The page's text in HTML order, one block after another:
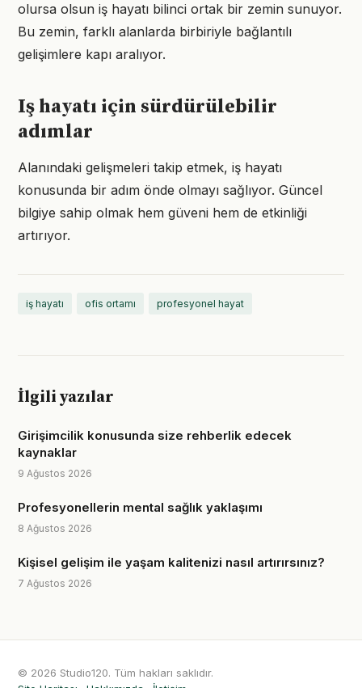
olursa olsun iş hayatı bilinci ortak bir zemin sunuyor.
Bu zemin, farklı alanlarda birbiriyle bağlantılı
gelişimlere kapı aralıyor.
Iş hayatı için sürdürülebilir
adımlar
Alanındaki gelişmeleri takip etmek, iş hayatı
konusunda bir adım önde olmayı sağlıyor. Güncel
bilgiye sahip olmak hem güveni hem de etkinliği
artırıyor.
iş hayatı ofis ortamı profesyonel hayat
İlgili yazılar
Girişimcilik konusunda size rehberlik edecek
kaynaklar
9 Ağustos 2026
Profesyonellerin mental sağlık yaklaşımı
8 Ağustos 2026
Kişisel gelişim ile yaşam kalitenizi nasıl artırırsınız?
7 Ağustos 2026
© 2026 Studio120. Tüm hakları saklıdır.